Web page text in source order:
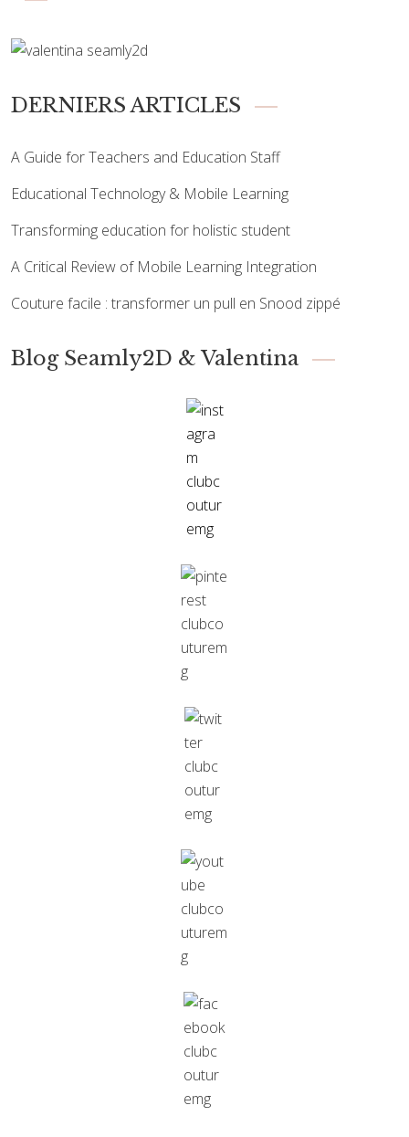
DERNIERS ARTICLES
A Guide for Teachers and Education Staff
Educational Technology & Mobile Learning
Transforming education for holistic student
A Critical Review of Mobile Learning Integration
Couture facile : transformer un pull en Snood zippé
Blog Seamly2D & Valentina